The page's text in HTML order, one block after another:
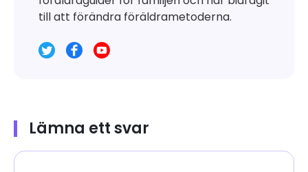
till att förändra föräldrametoderna.
Lämna ett svar